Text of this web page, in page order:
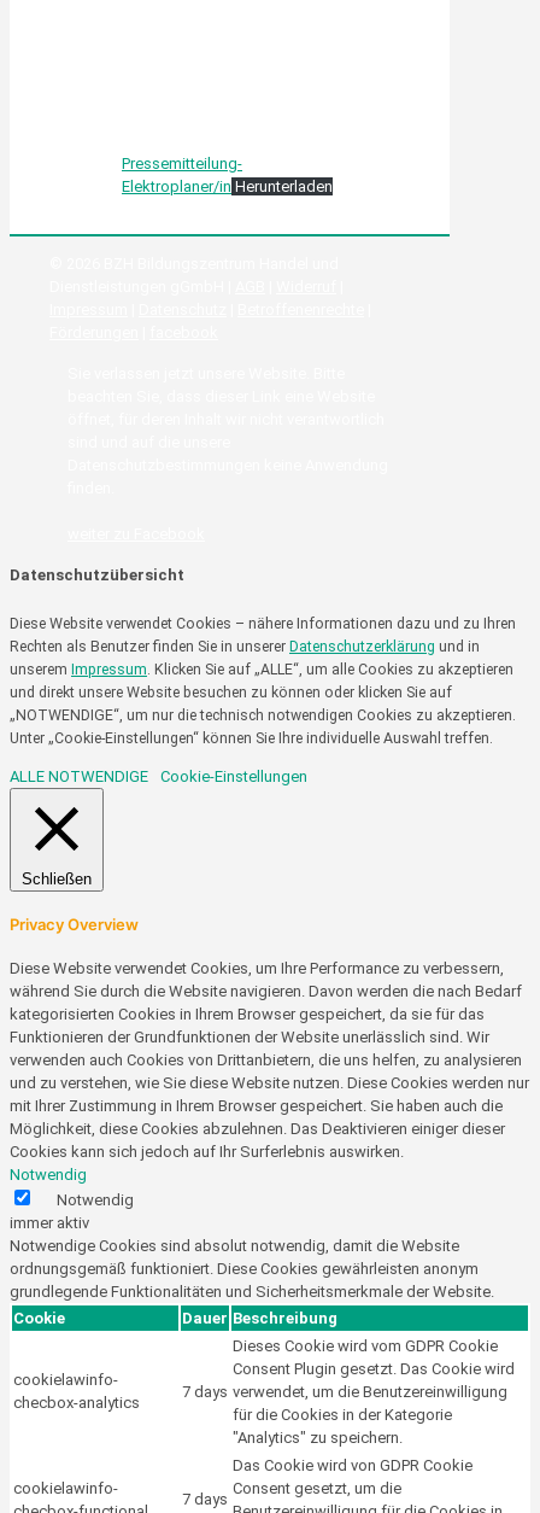
Pressemitteilung-
Elektroplaner/in Herunterladen
Datenschutzübersicht
Diese Website verwendet Cookies – nähere Informationen dazu und zu Ihren
Rechten als Benutzer finden Sie in unserer Datenschutzerklärung und in
unserem Impressum. Klicken Sie auf „ALLE“, um alle Cookies zu akzeptieren
und direkt unsere Website besuchen zu können oder klicken Sie auf
„NOTWENDIGE“, um nur die technisch notwendigen Cookies zu akzeptieren.
Unter „Cookie-Einstellungen“ können Sie Ihre individuelle Auswahl treffen.
ALLE NOTWENDIGE Cookie-Einstellungen
Schließen
Privacy Overview
Diese Website verwendet Cookies, um Ihre Performance zu verbessern,
während Sie durch die Website navigieren. Davon werden die nach Bedarf
kategorisierten Cookies in Ihrem Browser gespeichert, da sie für das
Funktionieren der Grundfunktionen der Website unerlässlich sind. Wir
verwenden auch Cookies von Drittanbietern, die uns helfen, zu analysieren
und zu verstehen, wie Sie diese Website nutzen. Diese Cookies werden nur
mit Ihrer Zustimmung in Ihrem Browser gespeichert. Sie haben auch die
Möglichkeit, diese Cookies abzulehnen. Das Deaktivieren einiger dieser
Cookies kann sich jedoch auf Ihr Surferlebnis auswirken.
Notwendig
Notwendig
immer aktiv
Notwendige Cookies sind absolut notwendig, damit die Website
ordnungsgemäß funktioniert. Diese Cookies gewährleisten anonym
grundlegende Funktionalitäten und Sicherheitsmerkmale der Website.
Cookie
Dauer Beschreibung
cookielawinfo-
checbox-analytics
7 days
Dieses Cookie wird vom GDPR Cookie
Consent Plugin gesetzt. Das Cookie wird
verwendet, um die Benutzereinwilligung
für die Cookies in der Kategorie
"Analytics" zu speichern.
cookielawinfo-
7 days
Das Cookie wird von GDPR Cookie
Consent gesetzt, um die